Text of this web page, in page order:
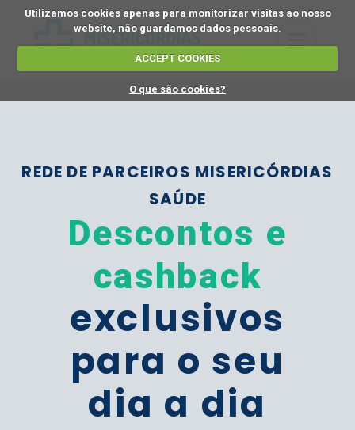
Utilizamos cookies apenas para monitorizar visitas ao nosso
website, não guardamos dados pessoais.
ACCEPT COOKIES
O que são cookies?
REDE DE PARCEIROS MISERICÓRDIAS
SAÚDE
Descontos e
cashback
exclusivos
para o seu
dia a dia